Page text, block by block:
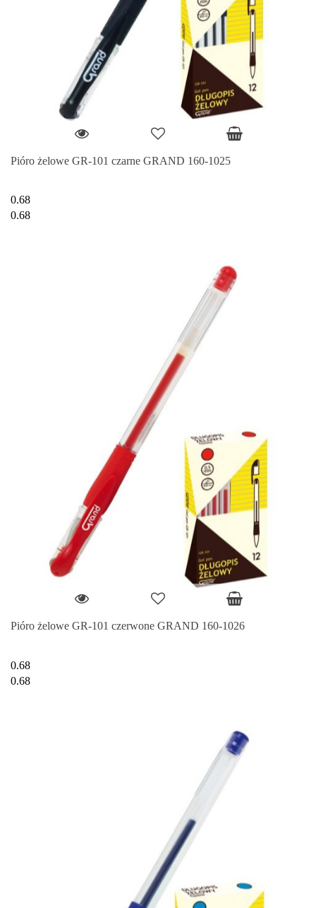
Pióro żelowe GR-101 czarne GRAND 160-1025
0.68
0.68
Pióro żelowe GR-101 czerwone GRAND 160-1026
0.68
0.68